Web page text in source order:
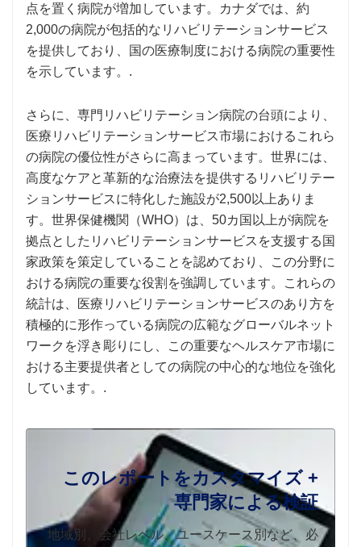
点を置く病院が増加しています。カナダでは、約
2,000の病院が包括的なリハビリテーションサービス
を提供しており、国の医療制度における病院の重要性
を示しています。.
さらに、専門リハビリテーション病院の台頭により、
医療リハビリテーションサービス市場におけるこれら
の病院の優位性がさらに高まっています。世界には、
高度なケアと革新的な治療法を提供するリハビリテー
ションサービスに特化した施設が2,500以上ありま
す。世界保健機関（WHO）は、50カ国以上が病院を
拠点としたリハビリテーションサービスを支援する国
家政策を策定していることを認めており、この分野に
おける病院の重要な役割を強調しています。これらの
統計は、医療リハビリテーションサービスのあり方を
積極的に形作っている病院の広範なグローバルネット
ワークを浮き彫りにし、この重要なヘルスケア市場に
おける主要提供者としての病院の中心的な地位を強化
しています。.
このレポートをカスタマイズ +
専門家による検証
地域別、会社レベル、ユースケース別など、必